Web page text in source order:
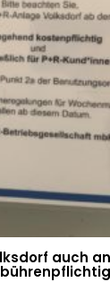
auch